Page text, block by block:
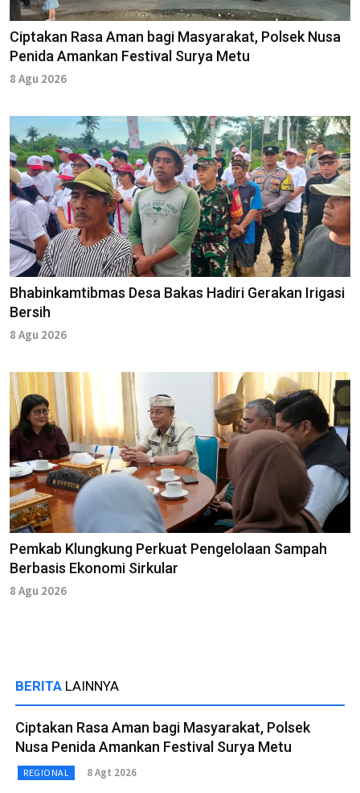
Ciptakan Rasa Aman bagi Masyarakat, Polsek Nusa
Penida Amankan Festival Surya Metu
8 Agu 2026
Bhabinkamtibmas Desa Bakas Hadiri Gerakan Irigasi
Bersih
8 Agu 2026
Pemkab Klungkung Perkuat Pengelolaan Sampah
Berbasis Ekonomi Sirkular
8 Agu 2026
BERITA LAINNYA
Ciptakan Rasa Aman bagi Masyarakat, Polsek
Nusa Penida Amankan Festival Surya Metu
REGIONAL 8 Agt 2026